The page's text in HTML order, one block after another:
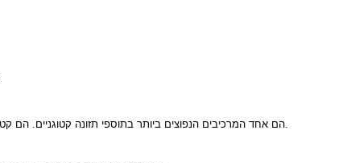
1. קטונים של BHB (בטא-הידרוקסיבוטיראט): מלחי BHB הם אחד המרכיבים הנפוצים ביותר בתוספי תזונה קטוגניים. הם קטונים חיצוניים שיכולים לסייע בהעלאת רמות הקטונים בגוף ולספק מקור אנרגיה נוסף.